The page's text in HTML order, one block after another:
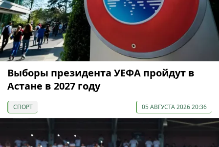
Выборы президента УЕФА пройдут в
Астане в 2027 году
СПОРТ 05 АВГУСТА 2026 20:36